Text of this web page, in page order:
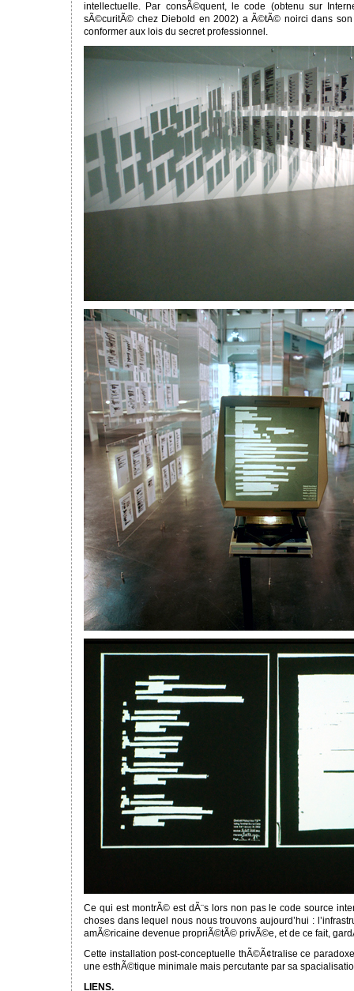
intellectuelle. Par consÃ©quent, le code (obtenu sur
sÃ©curitÃ© chez Diebold en 2002) a Ã©tÃ© noirci dans
conformer aux lois du secret professionnel.
Ce qui est montrÃ© est dÃ¨s lors non pas le code source
choses dans lequel nous nous trouvons aujourd’hui :
amÃ©ricaine devenue propriÃ©tÃ© privÃ©e, et de ce fait,
Cette installation post-conceptuelle thÃ©Ã¢tralise ce
une esthÃ©tique minimale mais percutante par sa
LIENS.